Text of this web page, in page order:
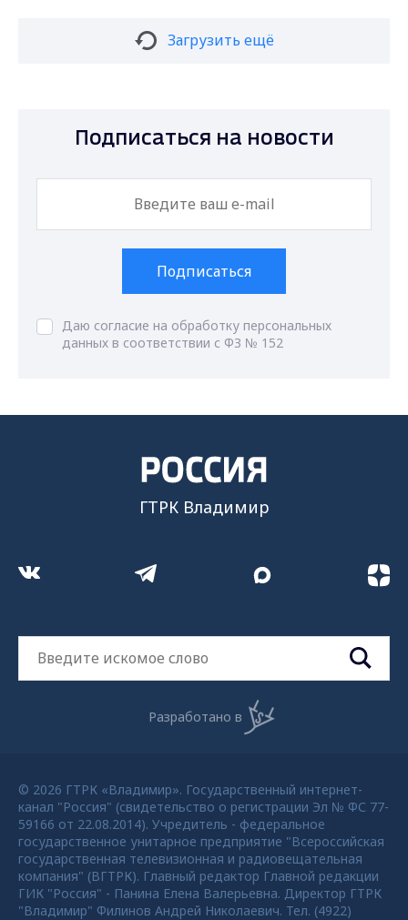
Загрузить ещё
Подписаться на новости
Подписаться
Даю согласие на обработку персональных
данных в соответствии с ФЗ № 152
ГТРК Владимир
Разработано в
© 2026 ГТРК «Владимир». Государственный интернет-
канал "Россия" (свидетельство о регистрации Эл № ФС 77-
59166 от 22.08.2014). Учредитель - федеральное
государственное унитарное предприятие "Всероссийская
государственная телевизионная и радиовещательная
компания" (ВГТРК). Главный редактор Главной редакции
ГИК "Россия" - Панина Елена Валерьевна. Директор ГТРК
"Владимир" Филинов Андрей Николаевич. Тел. (4922)